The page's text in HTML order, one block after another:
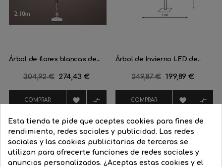
Árbol de flores blancas de...
Precio
304,92 € Precio
274,43 €
COMPRAR  
Árbol de Invierno LED de...
Precio
249,87 € Precio
199,89 €
COMPRAR  
Esta tienda te pide que aceptes cookies para fines de
rendimiento, redes sociales y publicidad. Las redes
sociales y las cookies publicitarias de terceros se
utilizan para ofrecerte funciones de redes sociales y
anuncios personalizados. ¿Aceptas estas cookies y el